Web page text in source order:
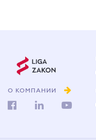
О КОМПАНИИ